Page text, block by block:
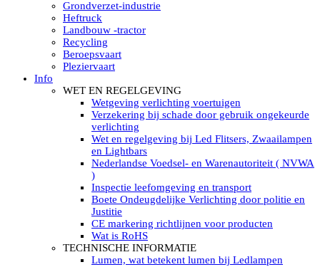
Led onderbouw achteruitrijlamp
Led werklamp industrieel
Led veiligheidsverlichting
Led werklamp tractor
Led werklamp ADR
Led werklamp drukwaterdicht IP69K
Led werklampen assortiment Tralert
Led breedstralers Lazer
Led werklampen in Subcategorieën
LED WERKVERLICHTING
LED’s work werklamp met accu
LED’s work werklamp portable 220V
LED’s work werklamp Hybride
Led lichtslang 220 Volt
LED’s work werklamp met statief 220V
LED’s light PRO schijnwerpers 220V
LED High Bay verlichting 220V
Subcategorieën Led werkverlichting
LED SIGNALISATIE
Led Flitsers
Werkverlichting met Led flitsers
Grondverzet-industrie
Heftruck
Landbouw -tractor
Recycling
Beroepsvaart
Pleziervaart
Info
WET EN REGELGEVING
Wetgeving verlichting voertuigen
Verzekering bij schade door gebruik ongekeurde
verlichting
Wet en regelgeving bij Led Flitsers, Zwaailampen
en Lightbars
Nederlandse Voedsel- en Warenautoriteit ( NVWA
)
Inspectie leefomgeving en transport
Boete Ondeugdelijke Verlichting door politie en
Justitie
CE markering richtlijnen voor producten
Wat is RoHS
TECHNISCHE INFORMATIE
Lumen, wat betekent lumen bij Ledlampen